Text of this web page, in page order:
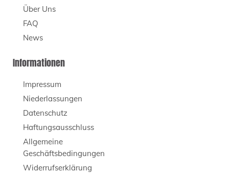
Über Uns
FAQ
News
Informationen
Impressum
Niederlassungen
Datenschutz
Haftungsausschluss
Allgemeine
Geschäftsbedingungen
Widerrufserklärung